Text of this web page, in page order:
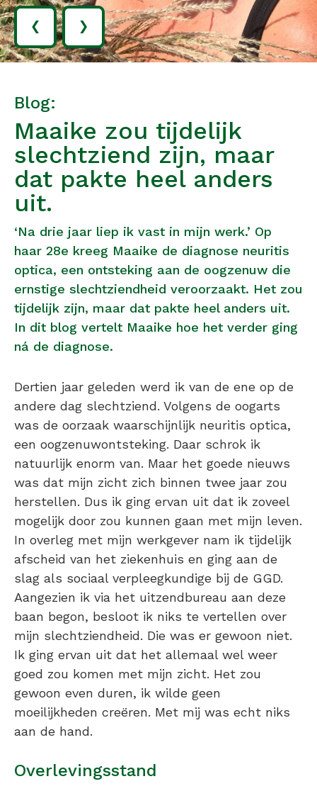
‹ ›
Blog:
Maaike zou tijdelijk
slechtziend zijn, maar
dat pakte heel anders
uit.
‘Na drie jaar liep ik vast in mijn werk.’ Op
haar 28e kreeg Maaike de diagnose neuritis
optica, een ontsteking aan de oogzenuw die
ernstige slechtziendheid veroorzaakt. Het zou
tijdelijk zijn, maar dat pakte heel anders uit.
In dit blog vertelt Maaike hoe het verder ging
ná de diagnose.
Dertien jaar geleden werd ik van de ene op de
andere dag slechtziend. Volgens de oogarts
was de oorzaak waarschijnlijk neuritis optica,
een oogzenuwontsteking. Daar schrok ik
natuurlijk enorm van. Maar het goede nieuws
was dat mijn zicht zich binnen twee jaar zou
herstellen. Dus ik ging ervan uit dat ik zoveel
mogelijk door zou kunnen gaan met mijn leven.
In overleg met mijn werkgever nam ik tijdelijk
afscheid van het ziekenhuis en ging aan de
slag als sociaal verpleegkundige bij de GGD.
Aangezien ik via het uitzendbureau aan deze
baan begon, besloot ik niks te vertellen over
mijn slechtziendheid. Die was er gewoon niet.
Ik ging ervan uit dat het allemaal wel weer
goed zou komen met mijn zicht. Het zou
gewoon even duren, ik wilde geen
moeilijkheden creëren. Met mij was echt niks
aan de hand.
Overlevingsstand